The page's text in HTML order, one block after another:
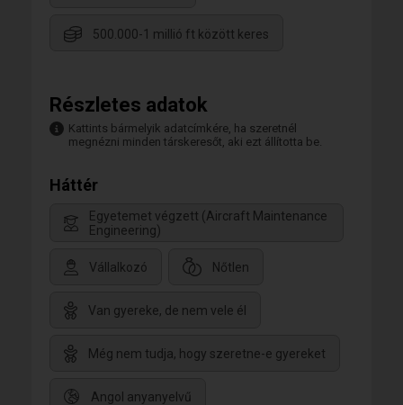
500.000-1 millió ft között keres
Részletes adatok
Kattints bármelyik adatcímkére, ha szeretnél
megnézni minden társkeresőt, aki ezt állította be.
Háttér
Egyetemet végzett (Aircraft Maintenance
Engineering)
Vállalkozó Nőtlen
Van gyereke, de nem vele él
Még nem tudja, hogy szeretne-e gyereket
Angol anyanyelvű